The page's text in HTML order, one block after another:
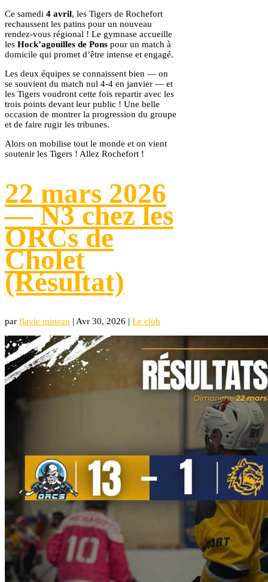
Ce samedi 4 avril, les Tigers de Rochefort
rechaussent les patins pour un nouveau
rendez-vous régional ! Le gymnase accueille
les Hock’agouilles de Pons pour un match à
domicile qui promet d’être intense et engagé.
Les deux équipes se connaissent bien — on
se souvient du match nul 4-4 en janvier — et
les Tigers voudront cette fois repartir avec les
trois points devant leur public ! Une belle
occasion de montrer la progression du groupe
et de faire rugir les tribunes.
Alors on mobilise tout le monde et on vient
soutenir les Tigers ! Allez Rochefort !
22 mars 2026
— N3 chez les
ORCs de
Cholet
(Résultat)
par flavie mineau | Avr 30, 2026 | Le club